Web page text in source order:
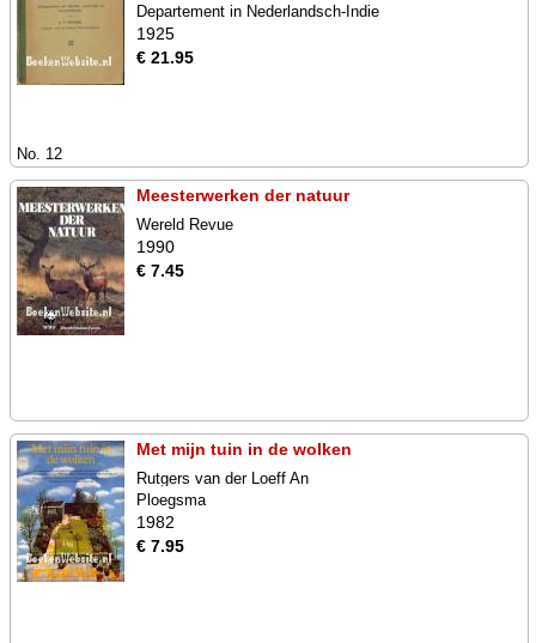
Departement in Nederlandsch-Indie
1925
€ 21.95
No. 12
Meesterwerken der natuur
Wereld Revue
1990
€ 7.45
Met mijn tuin in de wolken
Rutgers van der Loeff An
Ploegsma
1982
€ 7.95